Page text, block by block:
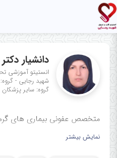
دانشیار
انستیتو آموزشی
شهید رجایی -
گروه: سایر پزشکان
متخصص عفونی بیماری های
نمایش بیشتر